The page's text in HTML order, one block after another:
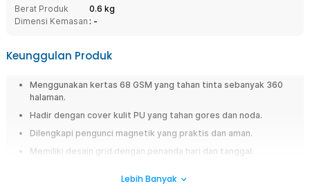
Berat Produk
0.6 kg
Dimensi Kemasan : -
Keunggulan Produk
Menggunakan kertas 68 GSM yang tahan tinta sebanyak 360
halaman.
Hadir dengan cover kulit PU yang tahan gores dan noda.
Dilengkapi pengunci magnetik yang praktis dan aman.
Memiliki desain grid dengan penanda hari dan tanggal.
Lebih Banyak